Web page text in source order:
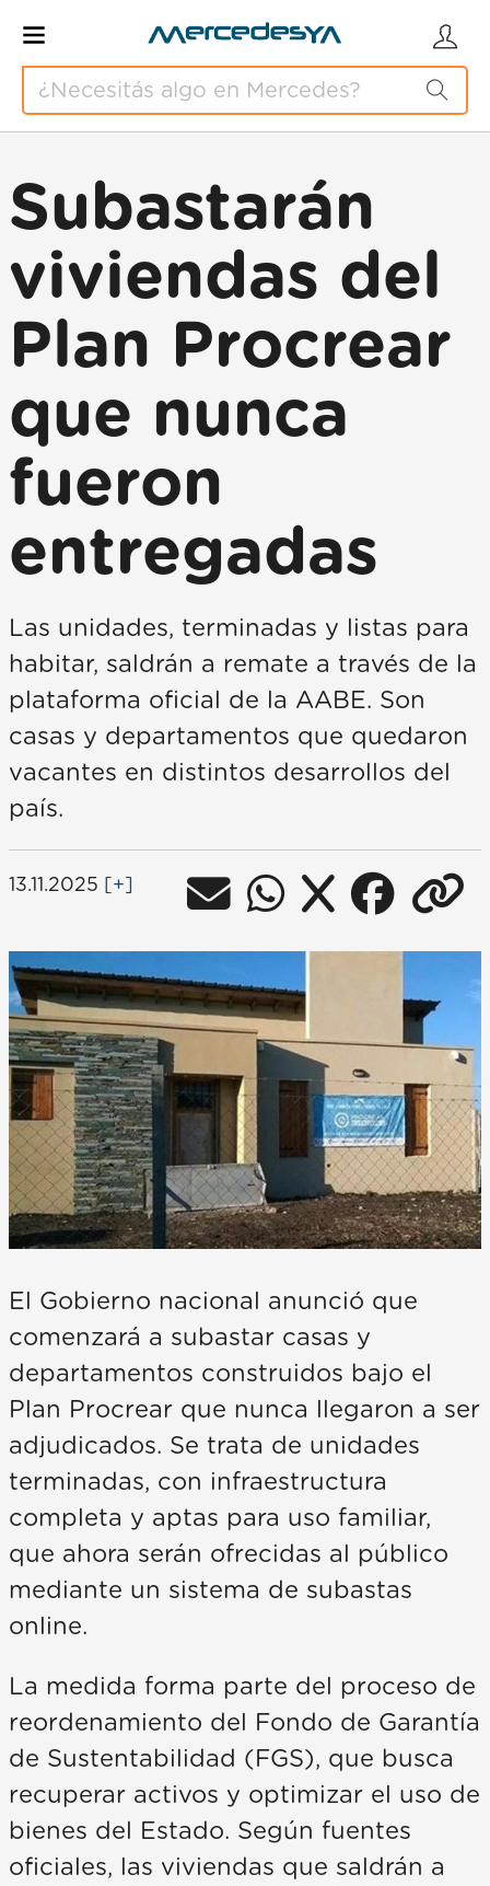
Subastarán
viviendas del
Plan Procrear
que nunca
fueron
entregadas
Las unidades, terminadas y listas para
habitar, saldrán a remate a través de la
plataforma oficial de la AABE. Son
casas y departamentos que quedaron
vacantes en distintos desarrollos del
país.
13.11.2025 [+]
El Gobierno nacional anunció que
comenzará a subastar casas y
departamentos construidos bajo el
Plan Procrear que nunca llegaron a ser
adjudicados. Se trata de unidades
terminadas, con infraestructura
completa y aptas para uso familiar,
que ahora serán ofrecidas al público
mediante un sistema de subastas
online.
La medida forma parte del proceso de
reordenamiento del Fondo de Garantía
de Sustentabilidad (FGS), que busca
recuperar activos y optimizar el uso de
bienes del Estado. Según fuentes
oficiales, las viviendas que saldrán a